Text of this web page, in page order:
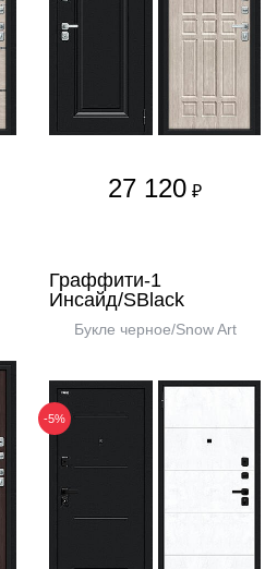
27 120 ₽
Граффити-1
Инсайд/SBlack
Букле черное/Snow Art
-5%